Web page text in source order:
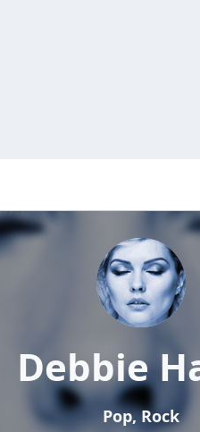
Debbie
Pop, Rock